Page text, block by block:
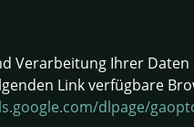
Verarbeitung Ihrer
Link verfügbare
dlpage/